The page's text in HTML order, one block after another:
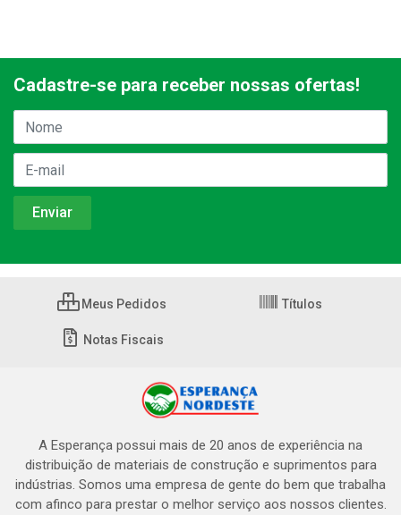
Cadastre-se para receber nossas ofertas!
Meus Pedidos Títulos
Notas Fiscais
A Esperança possui mais de 20 anos de experiência na
distribuição de materiais de construção e suprimentos para
indústrias. Somos uma empresa de gente do bem que trabalha
com afinco para prestar o melhor serviço aos nossos clientes.